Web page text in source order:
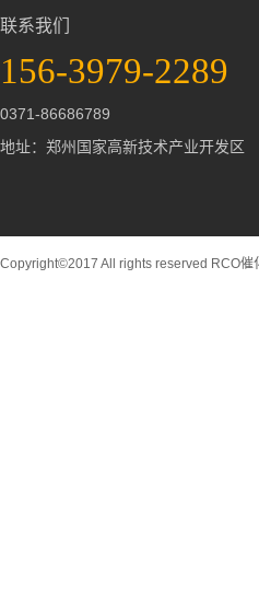
联系我们
156-3979-2289
0371-86686789
地址：郑州国家高新技术产业开发区
Copyright©2017 All rights reserved RCO